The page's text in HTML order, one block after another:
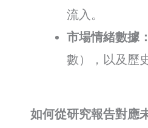
流入。
市場情緒數據：
數），以及歷
如何從研究報告對應